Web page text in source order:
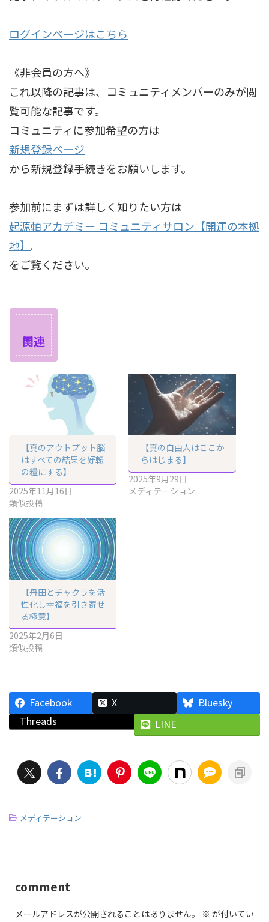
ログインページはこちら
《非会員の方へ》
これ以降の記事は、コミュニティメンバーのみが閲
覧可能な記事です。
コミュニティに参加希望の方は
新規登録ページ
から新規登録手続きをお願いします。
参加前にまずは詳しく知りたい方は
起源軸アカデミー コミュニティサロン【開運の本拠
地】 .
をご覧ください。
関連
【真のアウトプット脳
はすべての結果を好転
の糧にする】
2025年11月16日
類似投稿
【真の自由人はここか
らはじまる】
2025年9月29日
メディテーション
【丹田とチャクラを活
性化し幸福を引き寄せ
る極意】
2025年2月6日
類似投稿
Facebook X
Bluesky
Threads
LINE
- メディテーション
comment
メールアドレスが公開されることはありません。 ※ が付いてい